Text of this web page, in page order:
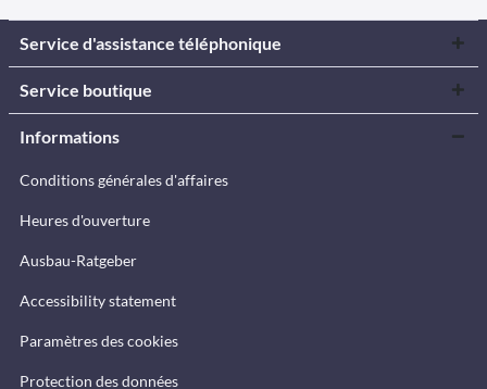
Service d'assistance téléphonique
Service boutique
Informations
Conditions générales d'affaires
Heures d'ouverture
Ausbau-Ratgeber
Accessibility statement
Paramètres des cookies
Protection des données